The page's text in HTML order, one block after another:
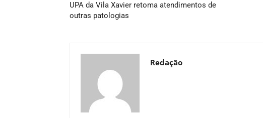
UPA da Vila Xavier retoma atendimentos de
outras patologias
Redação